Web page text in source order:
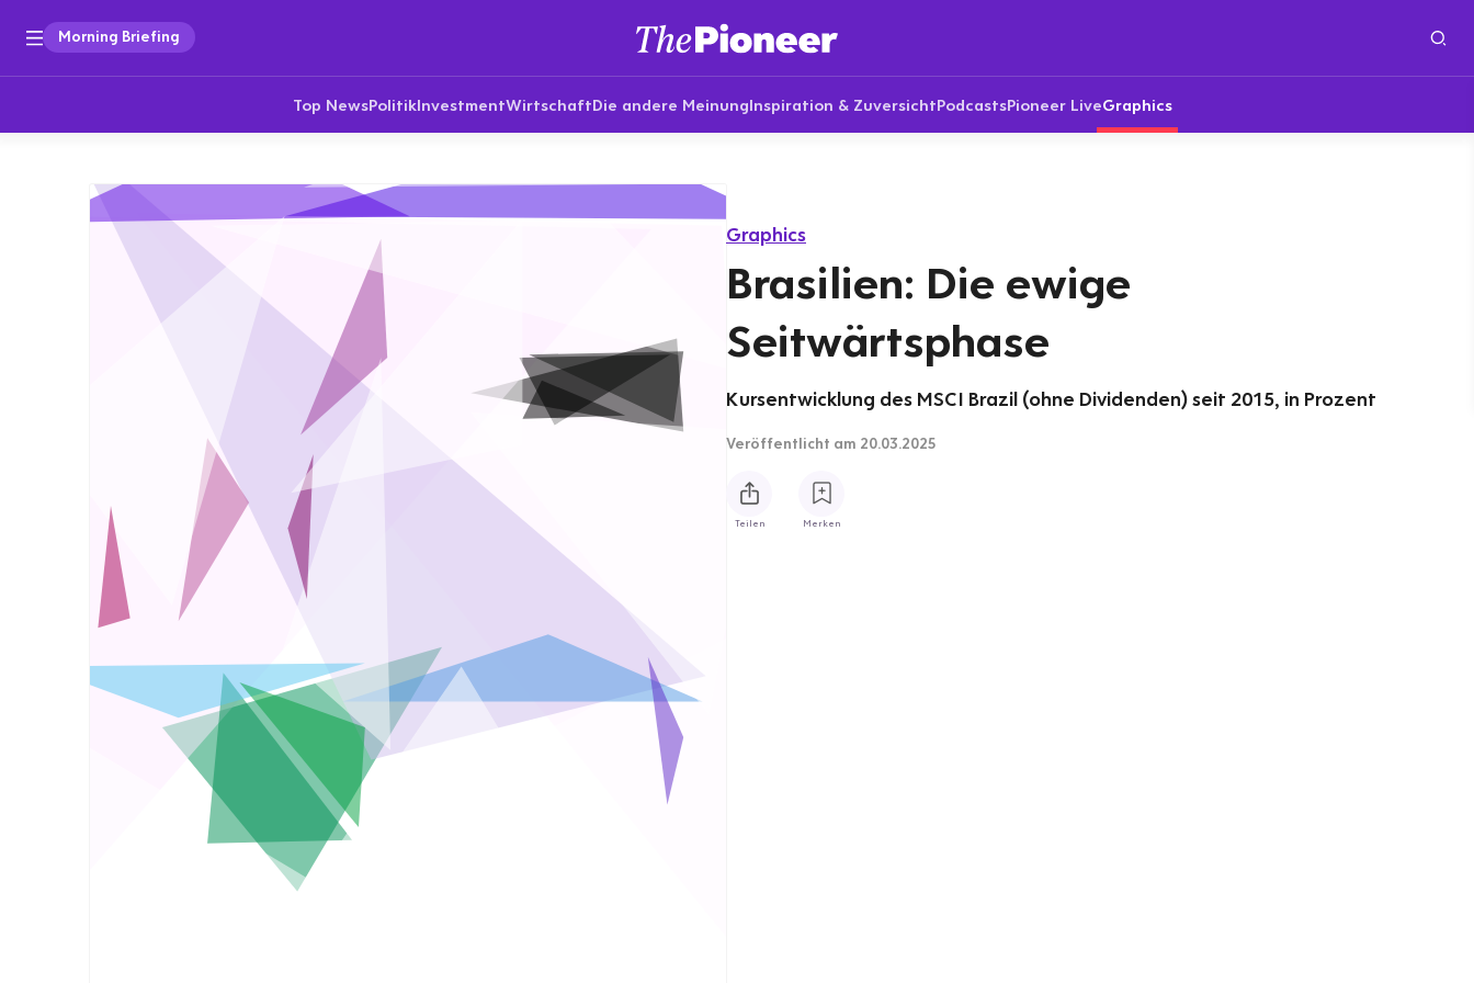
Morning Briefing
Top NewsPolitikInvestmentWirtschaftDie andere MeinungInspiration & ZuversichtPodcastsPioneer LiveGraphics
Graphics
Brasilien: Die ewige
Seitwärtsphase
Kursentwicklung des MSCI Brazil (ohne Dividenden) seit 2015, in Prozent
Veröffentlicht am 20.03.2025
Teilen Merken